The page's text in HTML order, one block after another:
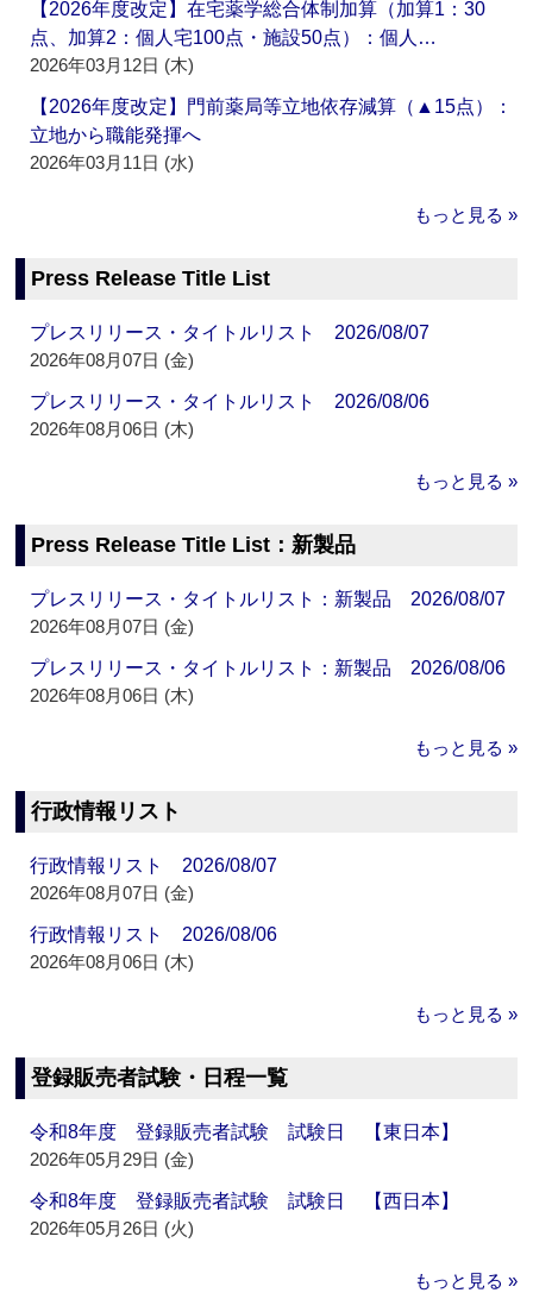
【2026年度改定】在宅薬学総合体制加算（加算1：30
点、加算2：個人宅100点・施設50点）：個人…
2026年03月12日 (木)
【2026年度改定】門前薬局等立地依存減算（▲15点）：
立地から職能発揮へ
2026年03月11日 (水)
もっと見る »
Press Release Title List
プレスリリース・タイトルリスト 2026/08/07
2026年08月07日 (金)
プレスリリース・タイトルリスト 2026/08/06
2026年08月06日 (木)
もっと見る »
Press Release Title List：新製品
プレスリリース・タイトルリスト：新製品 2026/08/07
2026年08月07日 (金)
プレスリリース・タイトルリスト：新製品 2026/08/06
2026年08月06日 (木)
もっと見る »
行政情報リスト
行政情報リスト 2026/08/07
2026年08月07日 (金)
行政情報リスト 2026/08/06
2026年08月06日 (木)
もっと見る »
登録販売者試験・日程一覧
令和8年度 登録販売者試験 試験日 【東日本】
2026年05月29日 (金)
令和8年度 登録販売者試験 試験日 【西日本】
2026年05月26日 (火)
もっと見る »